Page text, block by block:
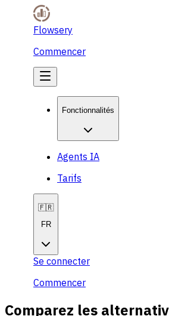
Flowsery
Commencer
Fonctionnalités
Agents IA
Tarifs
🇫🇷
FR
Se connecter
Commencer
Comparez les